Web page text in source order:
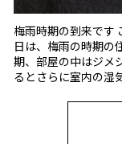
梅雨時期の到来です
日は、梅雨の時期の
期、部屋の中はジメ
るとさらに室内の